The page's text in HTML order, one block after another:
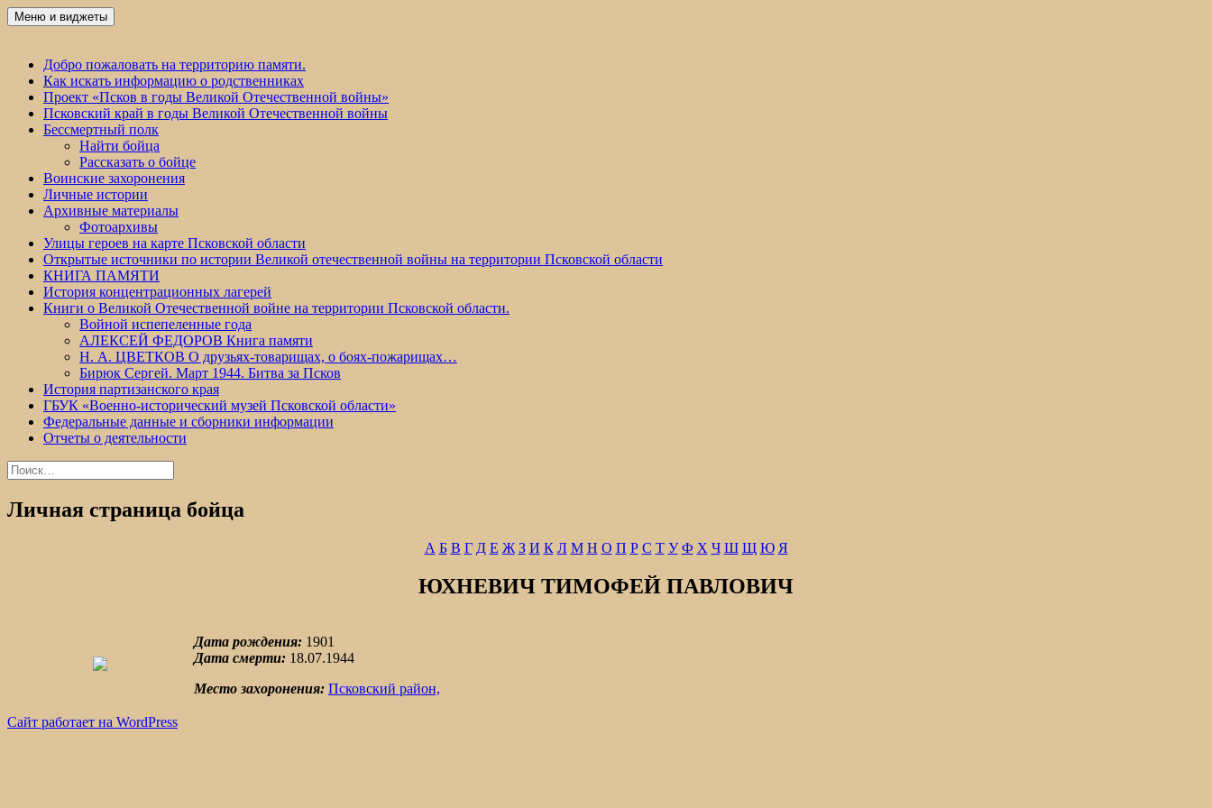
Перейти
к
Победа 60
Меню и виджеты
Добро пожаловать на территорию памяти.
Как искать информацию о родственниках
Проект «Псков в годы Великой Отечественной войны»
Псковский край в годы Великой Отечественной войны
Бессмертный полк
Найти бойца
Рассказать о бойце
Воинские захоронения
Личные истории
Архивные материалы
Фотоархивы
Улицы героев на карте Псковской области
Открытые источники по истории Великой отечественной войны на территории Псковской области
КНИГА ПАМЯТИ
История концентрационных лагерей
Книги о Великой Отечественной войне на территории Псковской области.
Войной испепеленные года
АЛЕКСЕЙ ФЕДОРОВ Книга памяти
Н. А. ЦВЕТКОВ О друзьях-товарищах, о боях-пожарищах…
Бирюк Сергей. Март 1944. Битва за Псков
История партизанского края
ГБУК «Военно-исторический музей Псковской области»
Федеральные данные и сборники информации
Отчеты о деятельности
Найти:
Личная страница бойца
А Б В Г Д Е Ж З И К Л М Н О П Р С Т У Ф Х Ч Ш Щ Ю Я
ЮХНЕВИЧ ТИМОФЕЙ ПАВЛОВИЧ
Дата рождения: 1901
Дата смерти: 18.07.1944
Место захоронения: Псковский район,
Сайт работает на WordPress